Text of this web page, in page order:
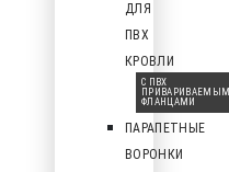
ДЛЯ
ПВХ
КРОВЛИ
С ПВХ
ФЛАНЦАМИ
ПАРАПЕТНЫЕ
ВОРОНКИ